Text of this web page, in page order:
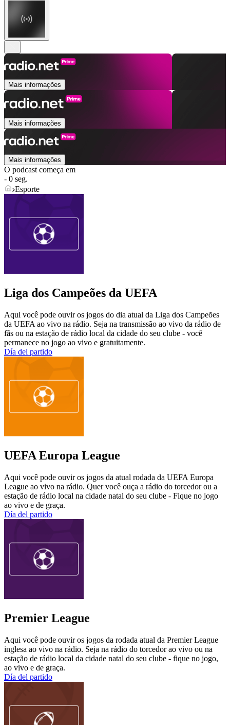
Mais informações
Mais informações
Mais informações
O podcast começa em
- 0 seg.
Esporte
Liga dos Campeões da UEFA
Aqui você pode ouvir os jogos do dia atual da Liga dos Campeões
da UEFA ao vivo na rádio. Seja na transmissão ao vivo da rádio de
fãs ou na estação de rádio local da cidade do seu clube - você
permanece no jogo ao vivo e gratuitamente.
Día del partido
UEFA Europa League
Aqui você pode ouvir os jogos da atual rodada da UEFA Europa
League ao vivo na rádio. Quer você ouça a rádio do torcedor ou a
estação de rádio local na cidade natal do seu clube - Fique no jogo
ao vivo e de graça.
Día del partido
Premier League
Aqui você pode ouvir os jogos da rodada atual da Premier League
inglesa ao vivo na rádio. Seja na rádio do torcedor ao vivo ou na
estação de rádio local da cidade natal do seu clube - fique no jogo,
ao vivo e de graça.
Día del partido